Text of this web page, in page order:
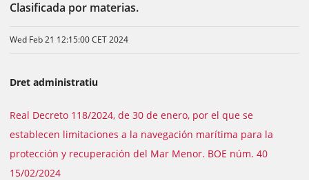
Clasificada por materias.
Wed Feb 21 12:15:00 CET 2024
Dret administratiu
Real Decreto 118/2024, de 30 de enero, por el que se
establecen limitaciones a la navegación marítima para la
protección y recuperación del Mar Menor. BOE núm. 40
15/02/2024